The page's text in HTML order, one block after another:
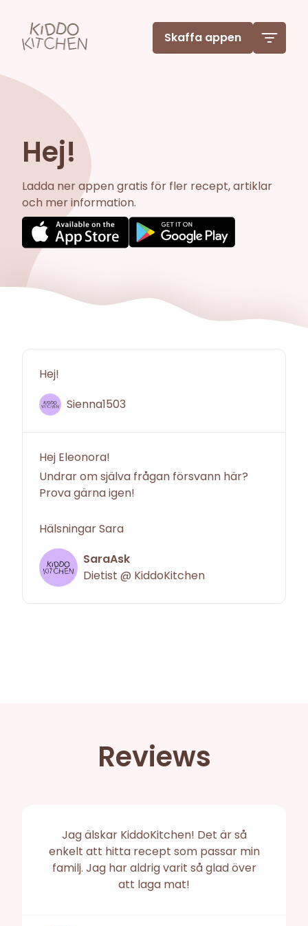
Skaffa appen
Hej!
Ladda ner appen gratis för fler recept, artiklar
och mer information.
Hej!
Sienna1503
Hej Eleonora!
Undrar om själva frågan försvann här?
Prova gärna igen!
Hälsningar Sara
SaraAsk
Dietist @ KiddoKitchen
Reviews
Jag älskar KiddoKitchen! Det är så
enkelt att hitta recept som passar min
familj. Jag har aldrig varit så glad över
att laga mat!